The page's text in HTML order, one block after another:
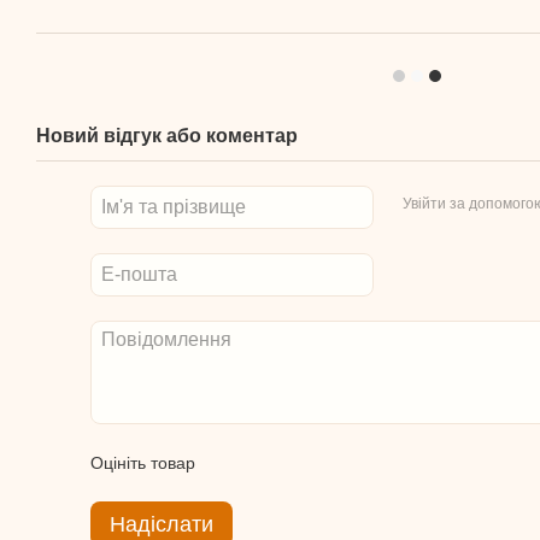
Новий відгук або коментар
Увійти за
Оцініть товар
Надіслати